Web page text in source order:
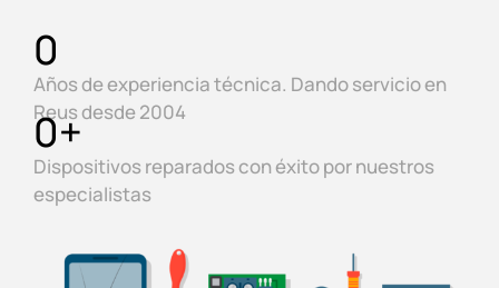
Años de experiencia técnica. Dando servicio en
Reus desde 2004
0
Dispositivos reparados con éxito por nuestros
especialistas
0+